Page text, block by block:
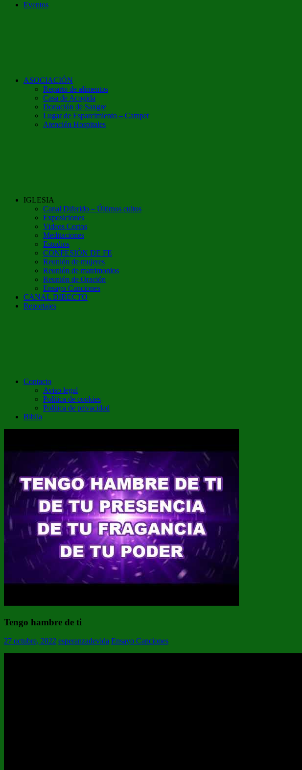
Eventos
ASOCIACIÓN
Reparto de alimentos
Casa de Acogida
Donación de Sangre
Lugar de Esparcimiento – Campet
Atención Hospitales
IGLESIA
Canal Diferido – Últimos cultos
Exposiciones
Videos Cortos
Meditaciones
Estudios
CONFESIÓN DE FE
Reunión de mujeres
Reunión de matrimonios
Reunión de Oración
Ensayo Canciones
CANAL DIRECTO
Reportajes
Contacto
Aviso legal
Política de cookies
Política de privacidad
Biblia
Tengo hambre de ti
27 octubre, 2022 esperanzadevida Ensayo Canciones